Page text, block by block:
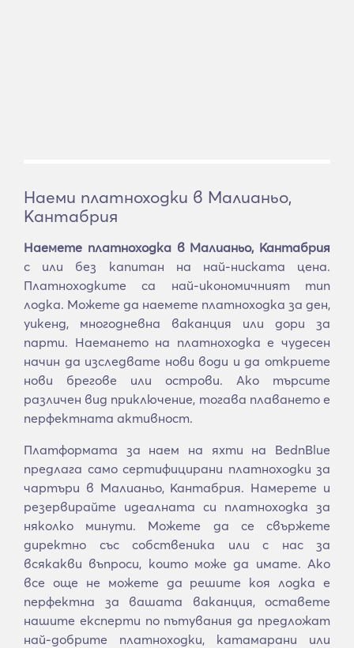
Наеми платноходки в Малианьо,
Кантабрия
Наемете платноходка в Малианьо, Кантабрия
с или без капитан на най-ниската цена.
Платноходките са най-икономичният тип
лодка. Можете да наемете платноходка за ден,
уикенд, многодневна ваканция или дори за
парти. Наемането на платноходка е чудесен
начин да изследвате нови води и да откриете
нови брегове или острови. Ако търсите
различен вид приключение, тогава плаването е
перфектната активност.
Платформата за наем на яхти на BednBlue
предлага само сертифицирани платноходки за
чартъри в Малианьо, Кантабрия. Намерете и
резервирайте идеалната си платноходка за
няколко минути. Можете да се свържете
директно със собственика или с нас за
всякакви въпроси, които може да имате. Ако
все още не можете да решите коя лодка е
перфектна за вашата ваканция, оставете
нашите експерти по пътувания да предложат
най-добрите платноходки, катамарани или